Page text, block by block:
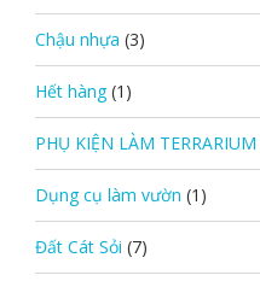
Chậu nhựa (3)
Hết hàng (1)
PHỤ KIỆN LÀM TERRARIUM
Dụng cụ làm vườn (1)
Đất Cát Sỏi (7)